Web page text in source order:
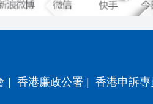
香港廉政公署
香港申訴